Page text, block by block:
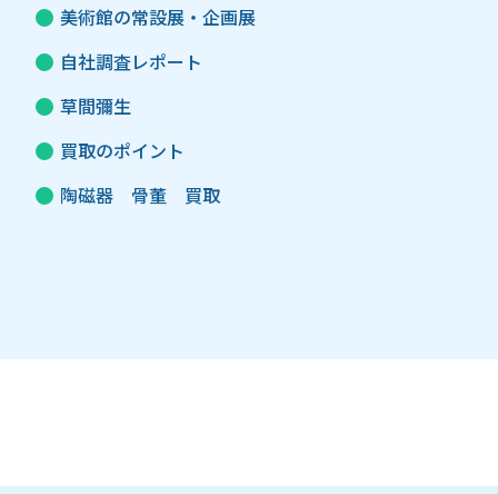
美術館の常設展・企画展
自社調査レポート
草間彌生
買取のポイント
陶磁器 骨董 買取